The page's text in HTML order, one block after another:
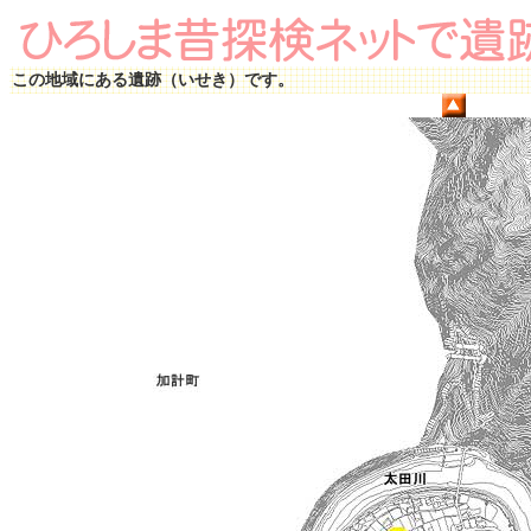
この地域にある遺跡（いせき）です。